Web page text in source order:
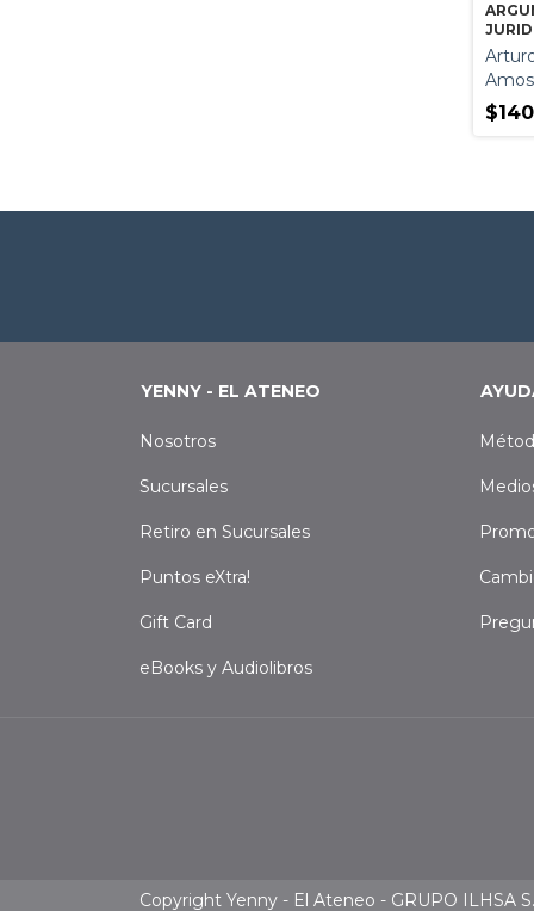
Amos
YENNY - EL ATENEO
Nosotros
Sucursales
Retiro en Sucursales
Puntos eXtra!
Gift Card
eBooks y Audiolibros
Copyright Yenny - El Ateneo - GRUPO ILHSA